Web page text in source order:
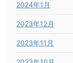
2024年1月
2023年12月
2023年11月